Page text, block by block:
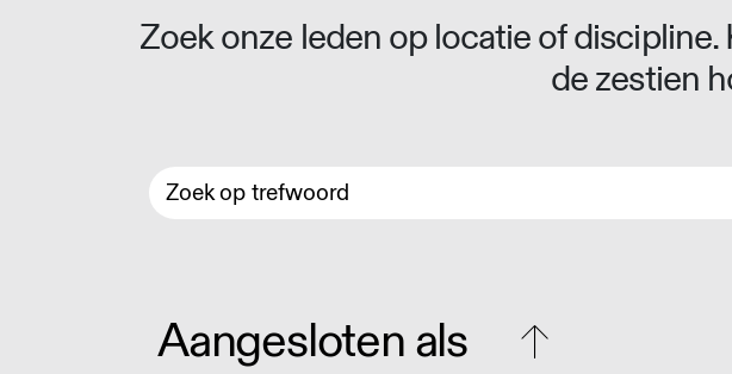
Zoek onze leden op locatie of discipline.
de zestien
Aangesloten als